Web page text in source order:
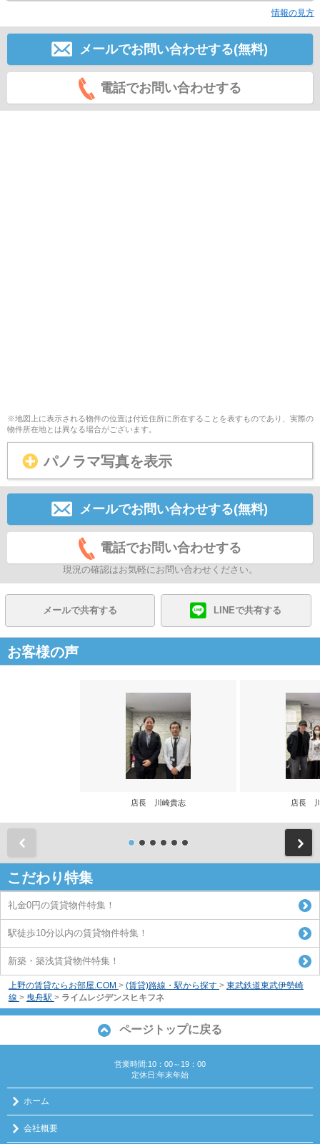
情報の見方
メールでお問い合わせする(無料)
電話でお問い合わせする
※地図上に表示される物件の位置は付近住所に所在することを表すものであり、実際の
物件所在地とは異なる場合がございます。
パノラマ写真を表示
メールでお問い合わせする(無料)
電話でお問い合わせする
現況の確認はお気軽にお問い合わせください。
メールで共有する LINEで共有する
お客様の声
店長 川崎貴志 店長
こだわり特集
礼金0円の賃貸物件特集！
駅徒歩10分以内の賃貸物件特集！
新築・築浅賃貸物件特集！
上野の賃貸ならお部屋.COM > (賃貸)路線・駅から探す > 東武鉄道東武伊勢崎
線 > 曳舟駅 > ライムレジデンスヒキフネ
ページトップに戻る
営業時間:10：00～19：00
定休日:年末年始
ホーム
会社概要